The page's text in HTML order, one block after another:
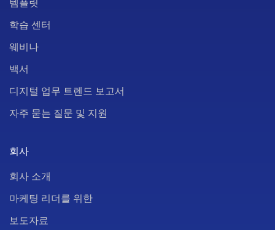
템플릿
학습 센터
웨비나
백서
디지털 업무 트렌드 보고서
자주 묻는 질문 및 지원
회사
회사 소개
마케팅 리더를 위한
보도자료